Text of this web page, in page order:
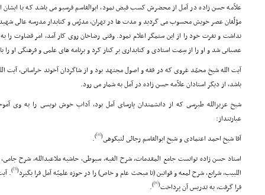
علاّمه حسن زاده در آمل از محضرش کسب فیض نمود، ابوالقاسم فرسیو مى باشد که با ایشان
مؤلّفان عصر خویش محسوب مى گردید و مدت ها در تهران، مدرّس و کتابدار مدرسه عالى
نداشت و نفرت خود را از این ستمگر اعلام نمود. وقتى رضاخان روى کار آمد، امر قضاوت را
عصبانى شد و او را از سِمَت استادى و کتابدارى بر کنار کرد و برنامه هاى علمى و فرهنگى او
آیت الله شیخ محمّد غروى که در فقه و اصول مجتهد بود و از شاگردان آخوند خراسانى، آیت
باشد، از دیگر استادان علاّمه حسن زاده در آمل به شمار مى رود.
شیخ عزیزالله طبرسى که از دانشمندان پارساى آمل بود، آداب خوش نویسى را به وى
عبارتنداز:
آقا شیخ احمد اعتمادى و شیخ ابوالقاسم رجائى لتیکوهى(
[4]
)
.
استاد حسن زاده توانست جامع المقدمات، شرح الفیه، سیوطى، حاشیه ملاعبدالله، شرح
اللبیب، شرایع، شرح لمعه و قوانین (تا مبحث عام و خاص) را در حوزه علمیّه آمل فرا بگیرد(
[5]
)
.
فرا گرفت، به تدریس آن پرداخت(
[6]
)
.